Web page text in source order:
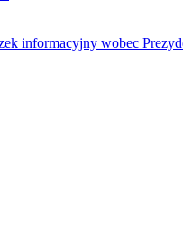
informacyjny wobec